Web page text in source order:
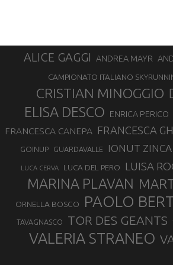
ALICE GAGGI ANDREA MAYR
CAMPIONATO ITALIANO
CRISTIAN MINOGGIO
ELISA DESCO ENRICA PERICO
FRANCESCA CANEPA FRANCESCA
GOINUP GUARDAVALLE IONUT ZINCA
LUCA CERVA LUCA DEL PERO LUISA
MARINA PLAVAN
ORNELLA BOSCO PAOLO BERT
TAVAGNASCO TOR DES GEANTS
VALERIA STRANEO